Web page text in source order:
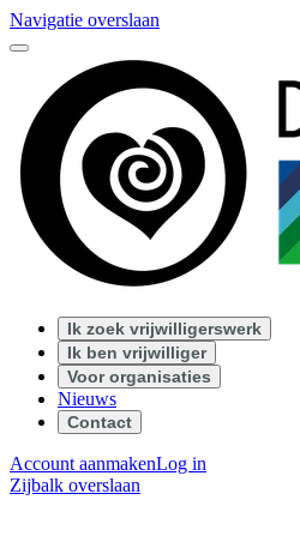
Navigatie overslaan
Ik zoek vrijwilligerswerk
Ik ben vrijwilliger
Voor organisaties
Nieuws
Contact
Account aanmakenLog in
Zijbalk overslaan